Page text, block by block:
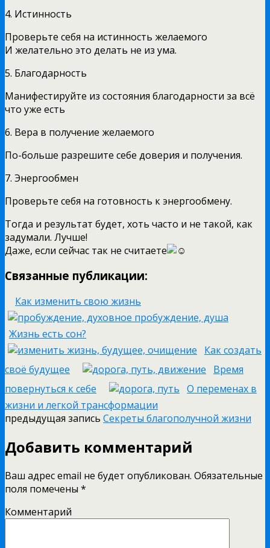
4. Истинность
Проверьте себя на истинность желаемого
И желательно это делать не из ума.
5. Благодарность
Манифестируйте из состояния благодарности за всё
что уже есть
6. Вера в получение желаемого
По-больше разрешите себе доверия и получения.
7. Энергообмен
Проверьте себя на готовность к энергообмену.
Тогда и результат будет, хоть часто и не такой, как
задумали. Лучше!
Даже, если сейчас так не считаете
Связанные публикации:
Как изменить свою жизнь
Жизнь есть сон?
Как создать
своё будущее
Время
повернуться к себе
О переменах в
жизни и легкой трансформации
предыдущая запись Секреты благополучной жизни
Добавить комментарий
Ваш адрес email не будет опубликован. Обязательные
поля помечены *
Комментарий